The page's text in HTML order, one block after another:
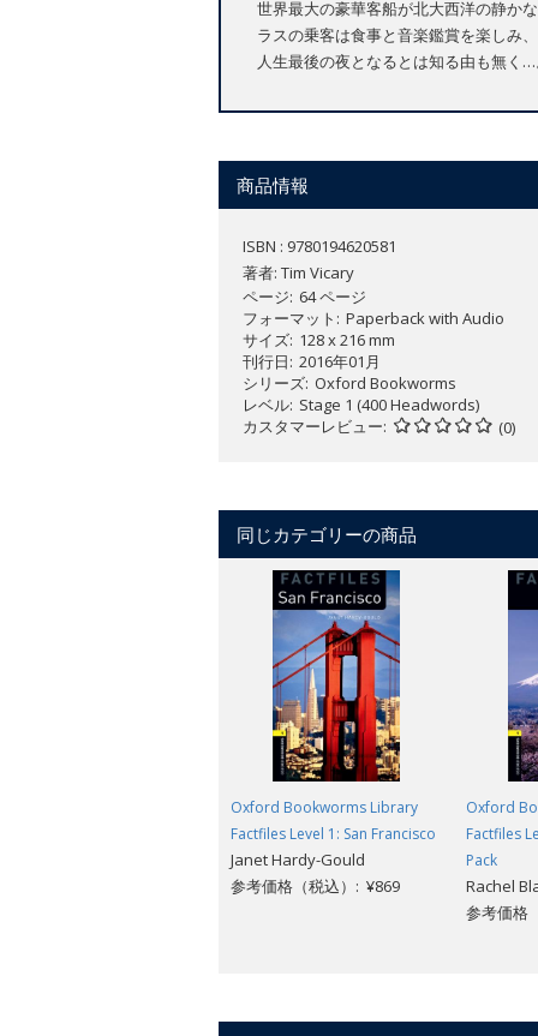
世界最大の豪華客船が北大西洋の静か
ラスの乗客は食事と音楽鑑賞を楽しみ
人生最後の夜となるとは知る由も無く
商品情報
ISBN : 9780194620581
著者: Tim Vicary
ページ 64 ページ
フォーマット
Paperback with Audio
サイズ 128 x 216 mm
刊行日 2016年01月
シリーズ Oxford Bookworms
レベル Stage 1 (400 Headwords)
カスタマーレビュー
(0)
同じカテゴリーの商品
Oxford Bookworms Library
Factfiles Level 1: San Francisco
Janet Hardy-Gould
参考価格（税込）: ¥869
Oxford
Factfiles
Pack
Rachel
参考価格